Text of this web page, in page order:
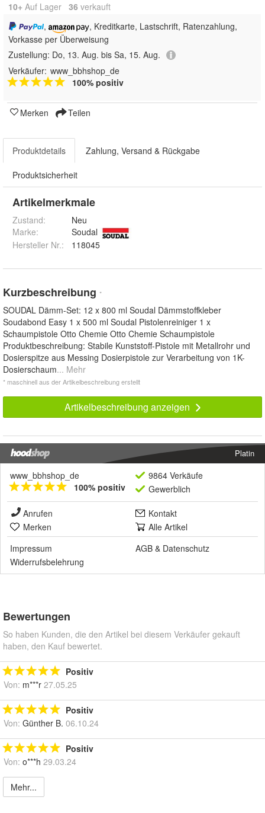
10+ Auf Lager 36 verkauft
,
, Kreditkarte, Lastschrift, Ratenzahlung,
Vorkasse per Überweisung
Zustellung: Do, 13. Aug. bis Sa, 15. Aug.
Verkäufer: www_bbhshop_de
100% positiv
Merken Teilen
Produktdetails Zahlung, Versand & Rückgabe
Produktsicherheit
Artikelmerkmale
Zustand:
Neu
Marke:
Soudal
Hersteller Nr.:
118045
Kurzbeschreibung *
SOUDAL Dämm-Set: 12 x 800 ml Soudal Dämmstoffkleber
Soudabond Easy 1 x 500 ml Soudal Pistolenreiniger 1 x
Schaumpistole Otto Chemie Otto Chemie Schaumpistole
Produktbeschreibung: Stabile Kunststoff-Pistole mit Metallrohr und
Dosierspitze aus Messing Dosierpistole zur Verarbeitung von 1K-
Dosierschaum... Mehr
* maschinell aus der Artikelbeschreibung erstellt
Artikelbeschreibung anzeigen
Platin
www_bbhshop_de
100% positiv
9864 Verkäufe
Gewerblich
Anrufen
Kontakt
Merken
Alle Artikel
Impressum
AGB & Datenschutz
Widerrufsbelehrung
Bewertungen
So haben Kunden, die den Artikel bei diesem Verkäufer gekauft
haben, den Kauf bewertet.
Positiv
Von: m***r 27.05.25
Positiv
Von: Günther B. 06.10.24
Positiv
Von: o***h 29.03.24
Mehr...